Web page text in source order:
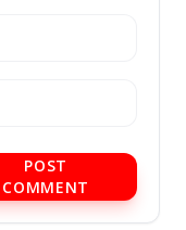
POST
COMMENT